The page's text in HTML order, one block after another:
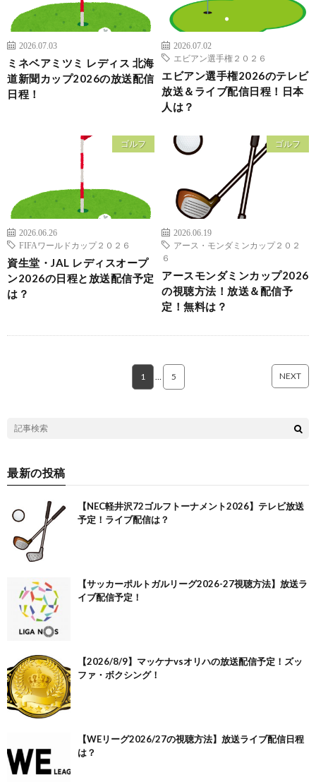
2026.07.03
ミネベアミツミ レディス 北海
道新聞カップ2026の放送配信
日程！
2026.07.02
エビアン選手権２０２６
エビアン選手権2026のテレビ
放送＆ライブ配信日程！日本
人は？
ゴルフ
2026.06.26
FIFAワールドカップ２０２６
資生堂・JAL レディスオープ
ン2026の日程と放送配信予定
は？
ゴルフ
2026.06.19
アース・モンダミンカップ２０２
６
アースモンダミンカップ2026
の視聴方法！放送＆配信予
定！無料は？
1 5 NEXT
最新の投稿
【NEC軽井沢72ゴルフトーナメント2026】テレビ放送
予定！ライブ配信は？
【サッカーポルトガルリーグ2026-27視聴方法】放送ラ
イブ配信予定！
【2026/8/9】マッケナvsオリハの放送配信予定！ズッ
ファ・ボクシング！
【WEリーグ2026/27の視聴方法】放送ライブ配信日程
は？